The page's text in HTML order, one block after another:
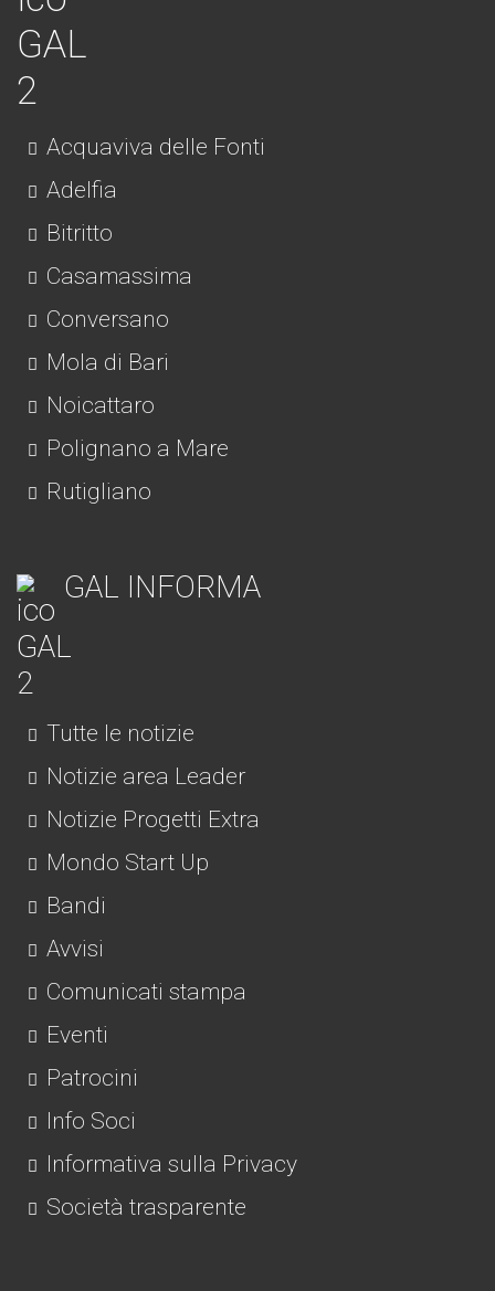
Acquaviva delle Fonti
Adelfia
Bitritto
Casamassima
Conversano
Mola di Bari
Noicattaro
Polignano a Mare
Rutigliano
GAL INFORMA
Tutte le notizie
Notizie area Leader
Notizie Progetti Extra
Mondo Start Up
Bandi
Avvisi
Comunicati stampa
Eventi
Patrocini
Info Soci
Informativa sulla Privacy
Società trasparente